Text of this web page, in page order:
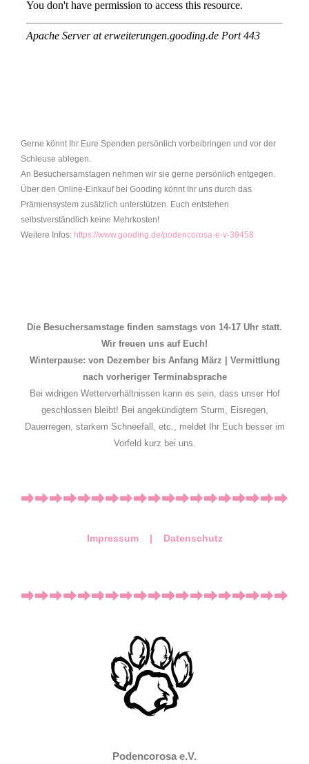
Gerne könnt Ihr Eure Spenden persönlich vorbeibringen und vor der
Schleuse ablegen.
An Besuchersamstagen nehmen wir sie gerne persönlich entgegen.
Über den Online-Einkauf bei Gooding könnt Ihr uns durch das
Prämiensystem zusätzlich unterstützen. Euch entstehen
selbstverständlich keine Mehrkosten!
Weitere Infos: https://www.gooding.de/podencorosa-e-v-39458
Die Besuchersamstage finden samstags von 14-17 Uhr statt.
Wir freuen uns auf Euch!
Winterpause: von Dezember bis Anfang März | Vermittlung
nach vorheriger Terminabsprache
Bei widrigen Wetterverhältnissen kann es sein, dass unser Hof
geschlossen bleibt! Bei angekündigtem Sturm, Eisregen,
Dauerregen, starkem Schneefall, etc., meldet Ihr Euch besser im
Vorfeld kurz bei uns.
Impressum | Datenschutz
Podencorosa e.V.